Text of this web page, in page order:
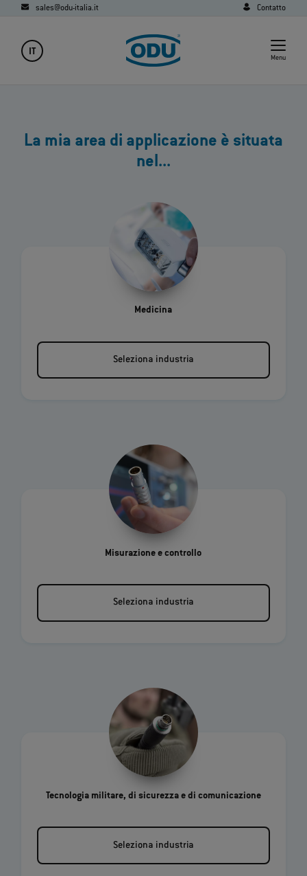
sales@odu-italia.it Contatto
IT
Menu
La mia area di applicazione è situata
nel...
Medicina
Seleziona industria
Misurazione e controllo
Seleziona industria
Tecnologia militare, di sicurezza e di comunicazione
Seleziona industria